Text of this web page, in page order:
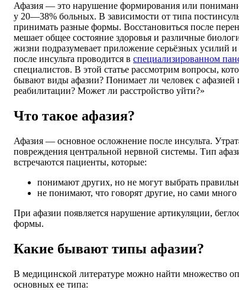
Афазия — это нарушение формирования или
у 20—38% больных. В зависимости от типа
принимать разные формы. Восстановиться после
мешает общее состояние здоровья и различные
жизни подразумевает приложение серьёзных усилий
после инсульта проводится в специализированном
специалистов. В этой статье рассмотрим вопросы,
бывают виды афазии? Понимает ли человек с
реабилитации? Может ли расстройство уйти?»
Что такое афазия?
Афазия — основное осложнение после инсульта.
повреждения центральной нервной системы. Тип
встречаются пациенты, которые:
понимают других, но не могут выбрать
не понимают, что говорят другие, но сами
При афазии появляется нарушение артикуляции,
формы.
Какие бывают типы афазии?
В медицинской литературе можно найти множество
основных ее типа: